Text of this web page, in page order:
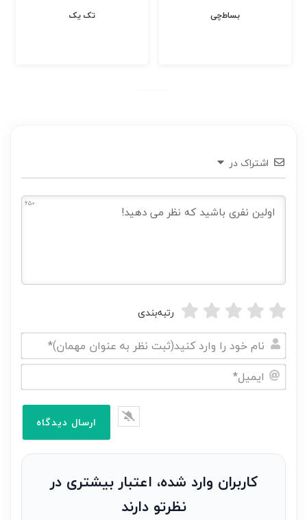
تک یک بساط‌چی
اشتراک در
650
رتبه‌بندی
نام
خود
نظر
کاربران وارد شده، اعتبار بیشتری در
نظرتو دارند